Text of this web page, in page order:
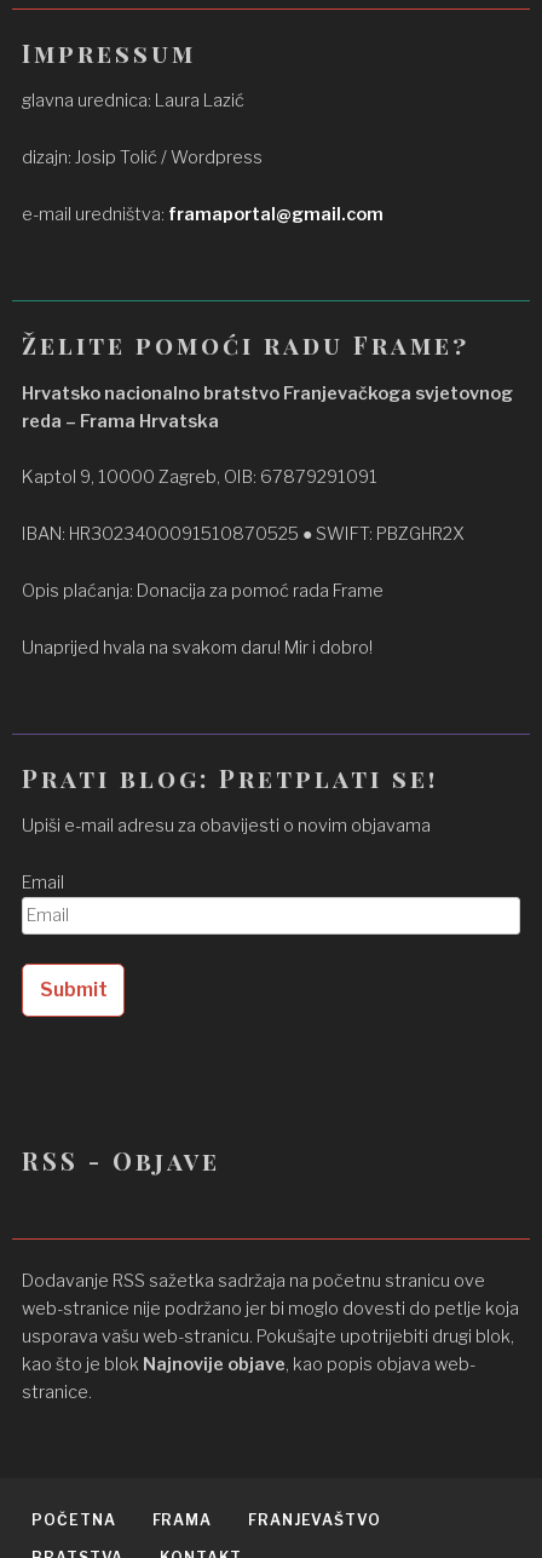
Impressum
glavna urednica: Laura Lazić
dizajn: Josip Tolić / Wordpress
e-mail uredništva: framaportal@gmail.com
Želite pomoći radu Frame?
Hrvatsko nacionalno bratstvo Franjevačkoga svjetovnog
reda – Frama Hrvatska
Kaptol 9, 10000 Zagreb, OIB: 67879291091
IBAN: HR3023400091510870525 ● SWIFT: PBZGHR2X
Opis plaćanja: Donacija za pomoć rada Frame
Unaprijed hvala na svakom daru! Mir i dobro!
Prati blog: Pretplati se!
Upiši e-mail adresu za obavijesti o novim objavama
Email
RSS - Objave
Dodavanje RSS sažetka sadržaja na početnu stranicu ove
web-stranice nije podržano jer bi moglo dovesti do petlje koja
usporava vašu web-stranicu. Pokušajte upotrijebiti drugi blok,
kao što je blok Najnovije objave, kao popis objava ​​web-
stranice.
POČETNA FRAMA FRANJEVAŠTVO